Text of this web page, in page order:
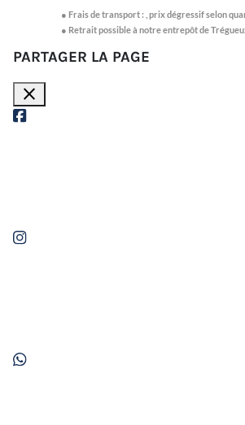
● Frais de transport : prix dégressif selon
● Retrait possible à notre entrepôt de
PARTAGER LA PAGE
close